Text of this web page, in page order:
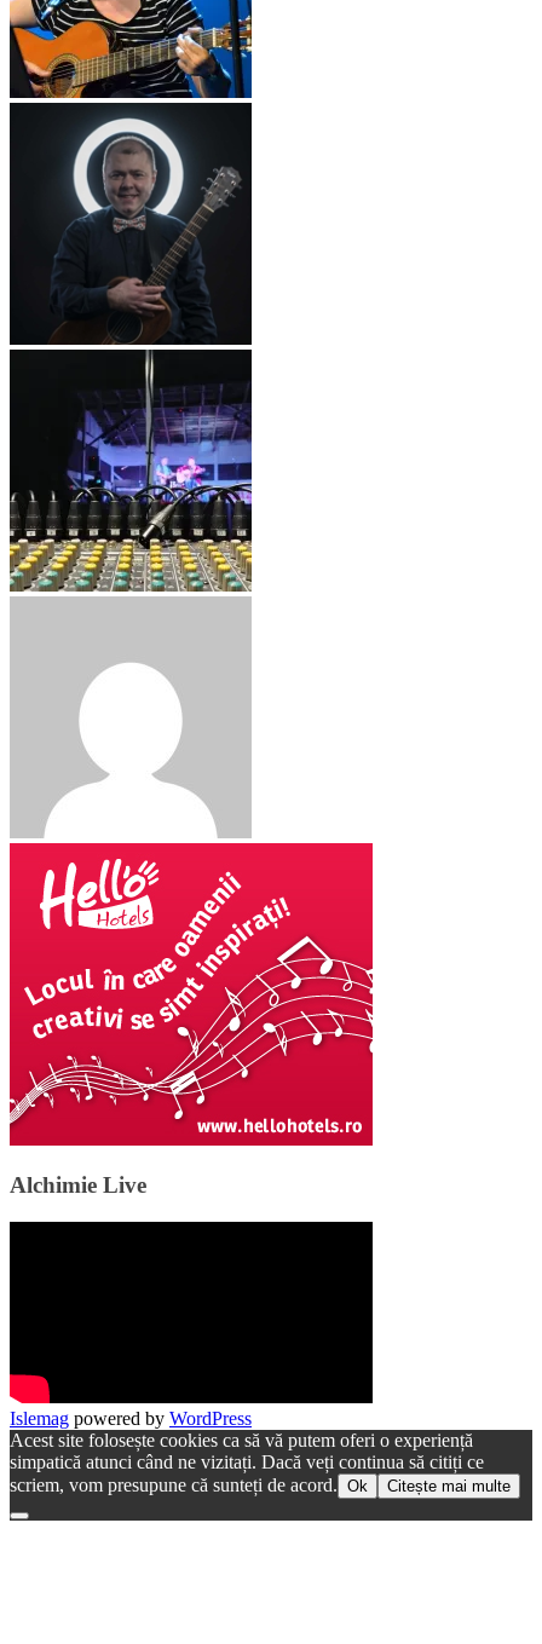
Alchimie Live
Islemag powered by WordPress
Acest site folosește cookies ca să vă putem oferi o experiență
simpatică atunci când ne vizitați. Dacă veți continua să citiți ce
scriem, vom presupune că sunteți de acord. Ok Citește mai multe